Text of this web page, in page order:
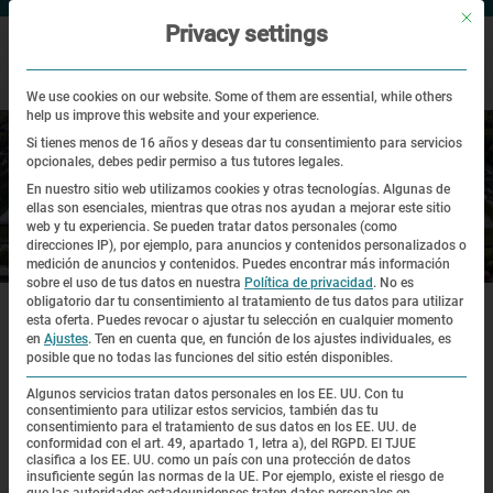
Sitio histórico
Sitio web | Sitio histórico | Recorrido virtual | Capilla Católica de la
Agonía de Cristo
Recorrido virtual
Mit
Privacy settings
We use cookies on our website. Some of them are essential, while others
help us improve this website and your experience.
Si tienes menos de 16 años y deseas dar tu consentimiento para servicios
opcionales, debes pedir permiso a tus tutores legales.
En nuestro sitio web utilizamos cookies y otras tecnologías. Algunas de
ellas son esenciales, mientras que otras nos ayudan a mejorar este sitio
web y tu experiencia. Se pueden tratar datos personales (como
direcciones IP), por ejemplo, para anuncios y contenidos personalizados o
medición de anuncios y contenidos. Puedes encontrar más información
sobre el uso de tus datos en nuestra Política de privacidad . No es
obligatorio dar tu consentimiento al tratamiento de tus datos para utilizar
esta oferta. Puedes revocar o ajustar tu selección en cualquier momento
en Ajustes. Ten en cuenta que, en función de los ajustes individuales, es
posible que no todas las funciones del sitio estén disponibles.
Algunos servicios tratan datos personales en los EE. UU. Con tu
consentimiento para utilizar estos servicios, también das tu
consentimiento para el tratamiento de sus datos en los EE. UU. de
conformidad con el art. 49, apartado 1, letra a), del RGPD. El TJUE
clasifica a los EE. UU. como un país con una protección de datos
insuficiente según las normas de la UE. Por ejemplo, existe el riesgo de